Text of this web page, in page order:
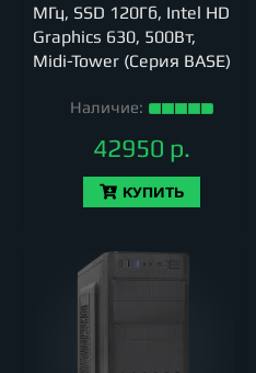
МГц, SSD 120Гб, Intel HD
Graphics 630, 500Вт,
Midi-Tower (Серия BASE)
Наличие:
42950 р.
КУПИТЬ